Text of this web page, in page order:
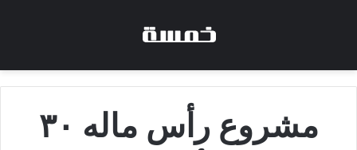
مشروع رأس ماله ٣٠